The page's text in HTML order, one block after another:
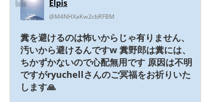
Elpis
@M4NHXaKw2cbRFBM
糞を避けるのは怖いからじゃ有りません、
汚いから避けるんですw 糞野郎は糞には、
ちかずかないので心配無用です 原因は不明
ですがryuchellさんのご冥福をお祈りいた
します🙏